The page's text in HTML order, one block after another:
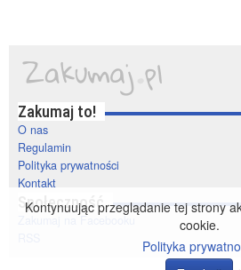
Zakumaj to!
O nas
Regulamin
Polityka prywatności
Kontakt
Społeczność
Zakumaj na Facebooku
Kontynuując przeglądanie tej strony
cookie.
Polityka